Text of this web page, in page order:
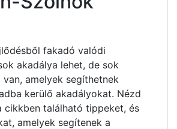
fakadó valódi
akadálya lehet, de sok
amelyek segíthetnek
kerülő akadályokat. Nézd
cikkben található tippeket, és
amelyek segítenek a